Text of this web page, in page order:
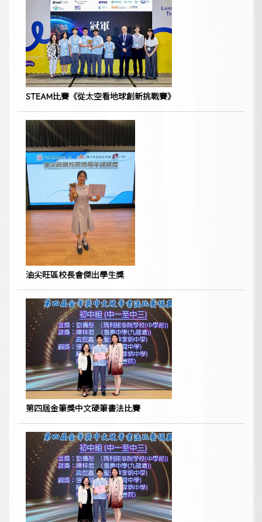
STEAM比賽《從太空看地球創新挑戰賽》
油尖旺區校長會傑出學生獎
第四屆金筆獎中文硬筆書法比賽